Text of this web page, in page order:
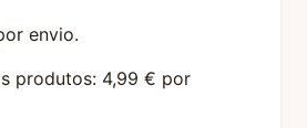
envio.
produtos: 4,99 € por